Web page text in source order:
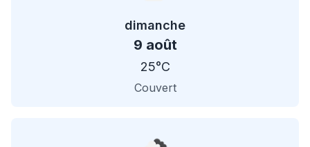
dimanche
9 août
25°C
Couvert